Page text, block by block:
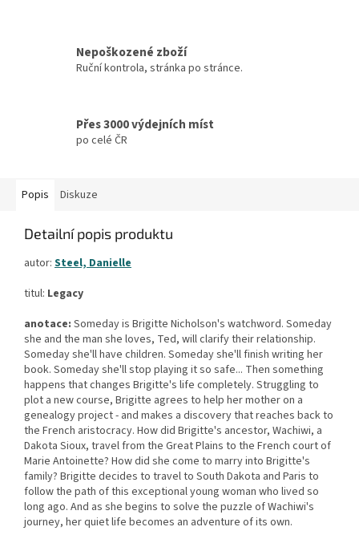
Nepoškozené zboží
Ruční kontrola, stránka po stránce.
Přes 3000 výdejních míst
po celé ČR
Popis Diskuze
Detailní popis produktu
autor: Steel, Danielle
titul: Legacy
anotace: Someday is Brigitte Nicholson's watchword. Someday
she and the man she loves, Ted, will clarify their relationship.
Someday she'll have children. Someday she'll finish writing her
book. Someday she'll stop playing it so safe... Then something
happens that changes Brigitte's life completely. Struggling to
plot a new course, Brigitte agrees to help her mother on a
genealogy project - and makes a discovery that reaches back to
the French aristocracy. How did Brigitte's ancestor, Wachiwi, a
Dakota Sioux, travel from the Great Plains to the French court of
Marie Antoinette? How did she come to marry into Brigitte's
family? Brigitte decides to travel to South Dakota and Paris to
follow the path of this exceptional young woman who lived so
long ago. And as she begins to solve the puzzle of Wachiwi's
journey, her quiet life becomes an adventure of its own.